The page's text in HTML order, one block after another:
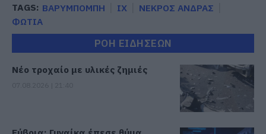
TAGS: ΒΑΡΥΜΠΟΜΠΗ ΙΧ
ΝΕΚΡΟΣ ΑΝΔΡΑΣ
ΦΩΤΙΑ
ΡΟΗ ΕΙΔΗΣΕΩΝ
Νέο τροχαίο με υλικές ζημιές